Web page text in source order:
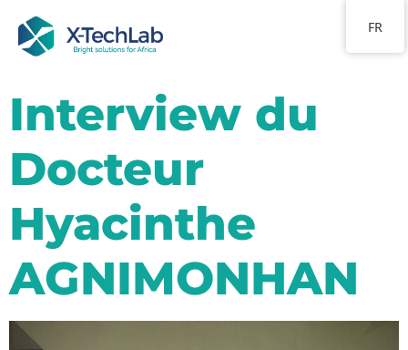
Interview du
Docteur
Hyacinthe
AGNIMONHAN
FR